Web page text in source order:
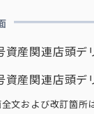
資産関連店頭デ
資産関連店頭デ
文および改訂箇所